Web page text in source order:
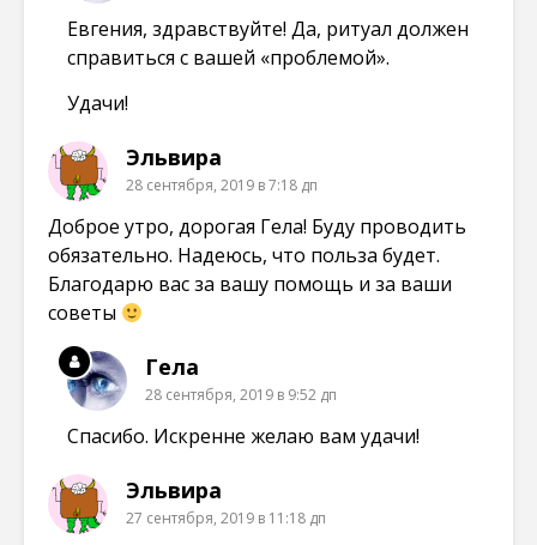
Евгения, здравствуйте! Да, ритуал должен
справиться с вашей «проблемой».
Удачи!
Эльвира
28 сентября, 2019 в 7:18 дп
Доброе утро, дорогая Гела! Буду проводить
обязательно. Надеюсь, что польза будет.
Благодарю вас за вашу помощь и за ваши
советы
Гела
28 сентября, 2019 в 9:52 дп
Спасибо. Искренне желаю вам удачи!
Эльвира
27 сентября, 2019 в 11:18 дп